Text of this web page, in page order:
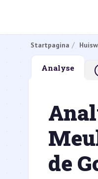
Startpagina
Analyse
de